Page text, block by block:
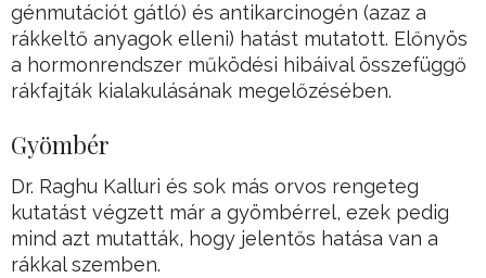
génmutációt gátló) és antikarcinogén (azaz a
rákkeltő anyagok elleni) hatást mutatott. Előnyös
a hormonrendszer működési hibáival összefüggő
rákfajták kialakulásának megelőzésében.
Gyömbér
Dr. Raghu Kalluri és sok más orvos rengeteg
kutatást végzett már a gyömbérrel, ezek pedig
mind azt mutatták, hogy jelentős hatása van a
rákkal szemben.